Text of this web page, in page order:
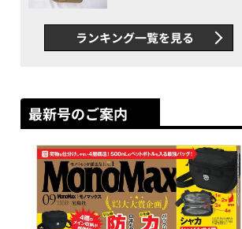
録…ほか【休日バッグの人気
記事ランキングベスト3】
（2026年6月版）
ランキング一覧を見る
最新号のご案内